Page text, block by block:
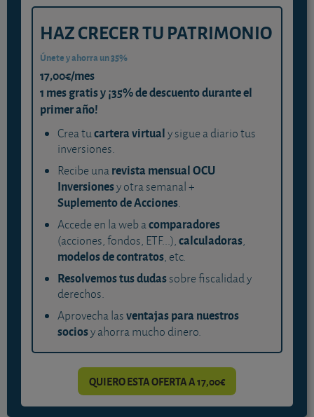
HAZ CRECER TU PATRIMONIO
Únete y ahorra un 35%
17,00€/mes
1 mes gratis y ¡35% de descuento durante el
primer año!
Crea tucartera virtualy sigue a diario tus
inversiones.
Recibe unarevista mensual OCU
Inversionesy otra semanal +
Suplemento de Acciones.
Accede en la web acomparadores
(acciones, fondos, ETF...),calculadoras,
modelos de contratos, etc.
Resolvemos tus dudassobre fiscalidad y
derechos.
Aprovecha lasventajas para nuestros
sociosy ahorra mucho dinero.
QUIERO ESTA OFERTA A 17,00€